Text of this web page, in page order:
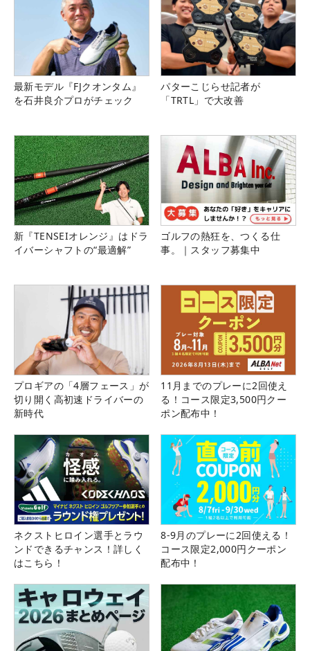
最新モデル『FJクオンタム』
を石井良介プロがチェック
パターこじらせ記者が
「TRTL」で大改善
新『TENSEIオレンジ』はドラ
イバーシャフトの“最適解”
ゴルフの熱狂を、つくる仕
事。｜スタッフ募集中
プロギアの「4層フェース」が
切り開く高初速ドライバーの
新時代
11月までのプレーに2回使え
る！コース限定3,500円クー
ポン配布中！
ネクストヒロイン選手とラウ
ンドできるチャンス！詳しく
はこちら！
8-9月のプレーに2回使える！
コース限定2,000円クーポン
配布中！